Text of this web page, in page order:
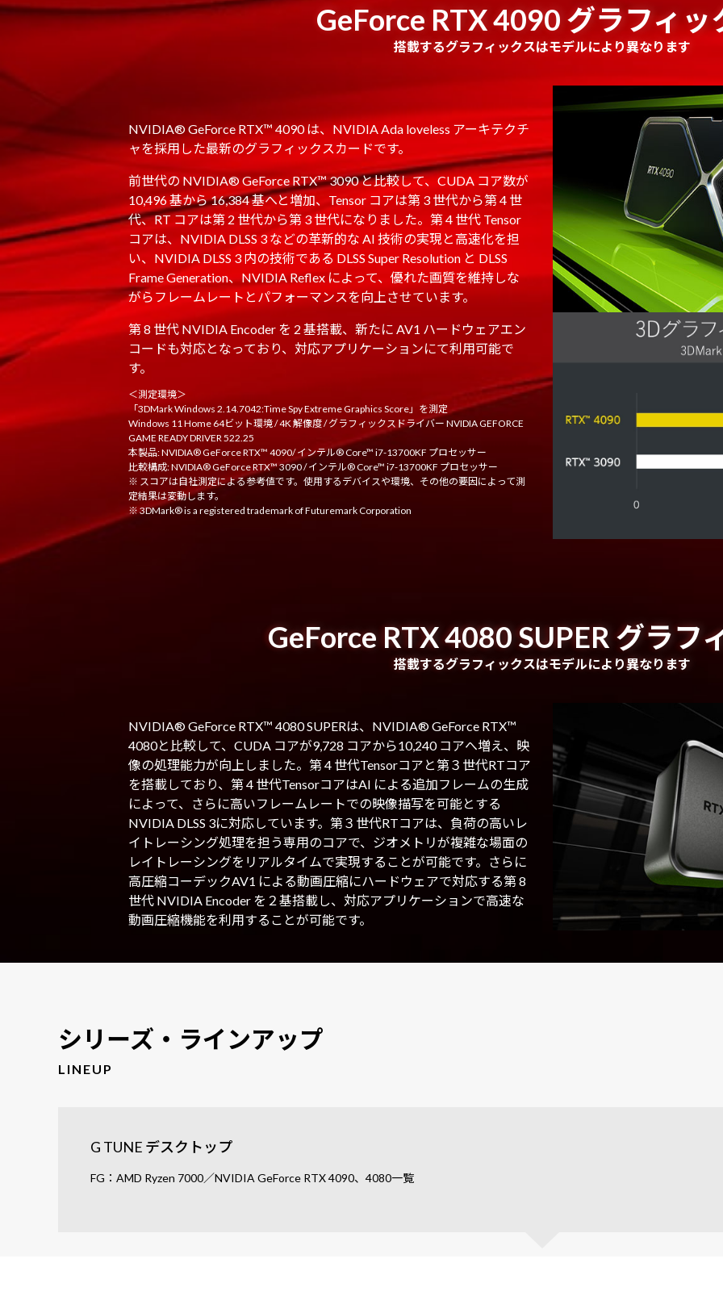
GeForce RTX 4090 グラフィッ
搭載するグラフィックスはモデルにより異なります
NVIDIA® GeForce RTX™ 4090 は、NVIDIA Ada loveless アーキテクチ
ャを採用した最新のグラフィックスカードです。
前世代の NVIDIA® GeForce RTX™ 3090 と比較して、CUDA コア数が
10,496 基から 16,384 基へと増加、Tensor コアは第 3 世代から第 4 世
代、RT コアは第 2 世代から第 3 世代になりました。第 4 世代 Tensor
コアは、NVIDIA DLSS 3 などの革新的な AI 技術の実現と高速化を担
い、NVIDIA DLSS 3 内の技術である DLSS Super Resolution と DLSS
Frame Generation、NVIDIA Reflex によって、優れた画質を維持しな
がらフレームレートとパフォーマンスを向上させています。
第 8 世代 NVIDIA Encoder を 2 基搭載、新たに AV1 ハードウェアエン
コードも対応となっており、対応アプリケーションにて利用可能で
す。
＜測定環境＞
「3DMark Windows 2.14.7042:Time Spy Extreme Graphics Score」を測定
Windows 11 Home 64ビット環境 / 4K 解像度 / グラフィックスドライバー NVIDIA GEFORCE
GAME READY DRIVER 522.25
本製品: NVIDIA® GeForce RTX™ 4090/ インテル® Core™ i7-13700KF プロセッサー
比較構成: NVIDIA® GeForce RTX™ 3090 / インテル® Core™ i7-13700KF プロセッサー
※ スコアは自社測定による参考値です。使用するデバイスや環境、その他の要因によって測
定結果は変動します。
※ 3DMark® is a registered trademark of Futuremark Corporation
GeForce RTX 4080 SUPER グラフ
搭載するグラフィックスはモデルにより異なります
NVIDIA® GeForce RTX™ 4080 SUPERは、NVIDIA® GeForce RTX™
4080と比較して、CUDA コアが9,728 コアから10,240 コアへ増え、映
像の処理能力が向上しました。第 4 世代Tensorコアと第３世代RTコア
を搭載しており、第 4 世代TensorコアはAI による追加フレームの生成
によって、さらに高いフレームレートでの映像描写を可能とする
NVIDIA DLSS 3に対応しています。第３世代RTコアは、負荷の高いレ
イトレーシング処理を担う専用のコアで、ジオメトリが複雑な場面の
レイトレーシングをリアルタイムで実現することが可能です。さらに
高圧縮コーデックAV1 による動画圧縮にハードウェアで対応する第 8
世代 NVIDIA Encoder を２基搭載し、対応アプリケーションで高速な
動画圧縮機能を利用することが可能です。
シリーズ・ラインアップ
LINEUP
G TUNE デスクトップ
FG：AMD Ryzen 7000／NVIDIA GeForce RTX 4090、4080一覧